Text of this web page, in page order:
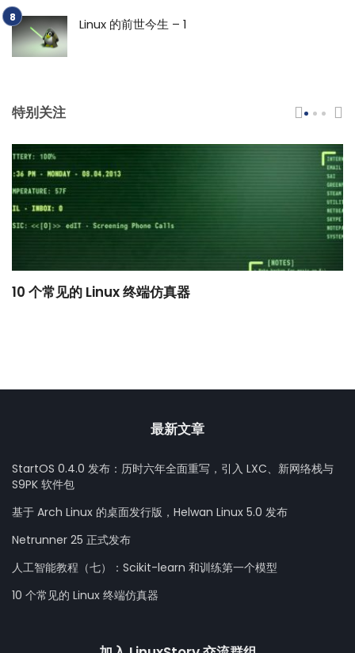
Linux 的前世今生 – 1
特别关注
10 个常见的 Linux 终端仿真器
最新文章
StartOS 0.4.0 发布：历时六年全面重写，引入 LXC、新网络栈与
S9PK 软件包
基于 Arch Linux 的桌面发行版，Helwan Linux 5.0 发布
Netrunner 25 正式发布
人工智能教程（七）：Scikit-learn 和训练第一个模型
10 个常见的 Linux 终端仿真器